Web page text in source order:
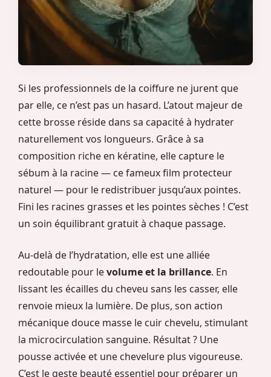
Si les professionnels de la coiffure ne jurent que
par elle, ce n’est pas un hasard. L’atout majeur de
cette brosse réside dans sa capacité à hydrater
naturellement vos longueurs. Grâce à sa
composition riche en kératine, elle capture le
sébum à la racine — ce fameux film protecteur
naturel — pour le redistribuer jusqu’aux pointes.
Fini les racines grasses et les pointes sèches ! C’est
un soin équilibrant gratuit à chaque passage.
Au-delà de l’hydratation, elle est une alliée
redoutable pour levolume et la brillance. En
lissant les écailles du cheveu sans les casser, elle
renvoie mieux la lumière. De plus, son action
mécanique douce masse le cuir chevelu, stimulant
la microcirculation sanguine. Résultat ? Une
pousse activée et une chevelure plus vigoureuse.
C’est le geste beauté essentiel pour préparer un